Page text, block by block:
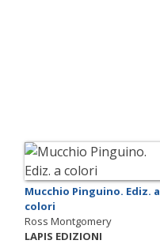
Mucchio Pinguino. Ediz. a
colori
Ross Montgomery
LAPIS EDIZIONI